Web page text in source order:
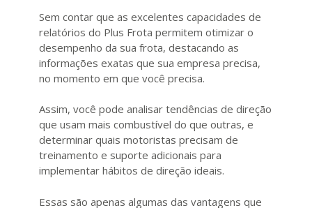
Sem contar que as excelentes capacidades de
relatórios do Plus Frota permitem otimizar o
desempenho da sua frota, destacando as
informações exatas que sua empresa precisa,
no momento em que você precisa.
Assim, você pode analisar tendências de direção
que usam mais combustível do que outras, e
determinar quais motoristas precisam de
treinamento e suporte adicionais para
implementar hábitos de direção ideais.
Essas são apenas algumas das vantagens que